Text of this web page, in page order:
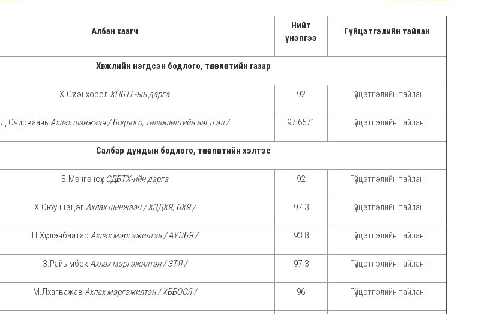
Албан хаагч
Нийт
үнэлгээ
Гүйцэтгэлийн тайлан
Хөгжлийн нэгдсэн бодлого, төлөвлөлтийн газар
Х.Сүрэнхорол ХНБТГ-ын дарга 92 Гүйцэтгэлийн тайлан
Д.Очирваань Ахлах шинжээч / Бодлого, төлөвлөлтийн нэгтгэл / 97.6571 Гүйцэтгэлийн тайлан
Салбар дундын бодлого, төлөвлөлтийн хэлтэс
Б.Мөнгөнсүх СДБТХ-ийн дарга 92 Гүйцэтгэлийн тайлан
Х.ОюунцэцэгАхлах шинжээч / ХЗДХЯ, БХЯ / 97.3 Гүйцэтгэлийн тайлан
Н.Хүслэнбаатар Ахлах мэргэжилтэн / АҮЭБЯ / 93.8 Гүйцэтгэлийн тайлан
З.РайымбекАхлах мэргэжилтэн / ЗТЯ / 97.3 Гүйцэтгэлийн тайлан
М.Лхагважав Ахлах мэргэжилтэн / ХББОСЯ / 96 Гүйцэтгэлийн тайлан